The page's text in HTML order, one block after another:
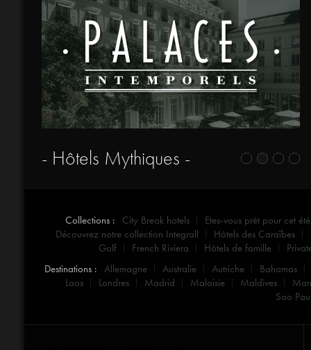
- Hôtels Mythiques -
Collections : City Break hotels
Etes-vous prêt pour cet été
Découvrez notre collection Integrall
Hôtels des Caraïbes
Golf
French Riviera Hôtels de famille
Destinations : Allemagne Australie Autriche
Bahamas
Laos
Londres Madrid Malaisie Maldives
Sao